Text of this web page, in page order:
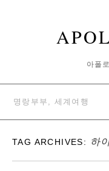
아폴
명랑부부, 세계여행
TAG ARCHIVES: 하